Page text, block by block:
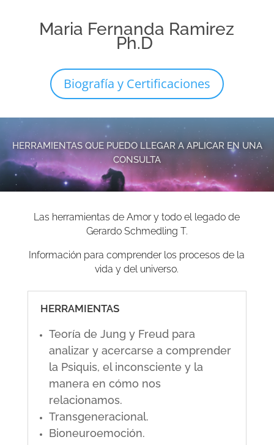
Maria Fernanda Ramirez
Ph.D
Biografía y Certificaciones
HERRAMIENTAS QUE PUEDO LLEGAR A APLICAR EN UNA
CONSULTA
Las herramientas de Amor y todo el legado de
Gerardo Schmedling T.
Información para comprender los procesos de la
vida y del universo.
HERRAMIENTAS
Teoría de Jung y Freud para
analizar y acercarse a comprender
la Psiquis, el inconsciente y la
manera en cómo nos
relacionamos.
Transgeneracional.
Bioneuroemoción.